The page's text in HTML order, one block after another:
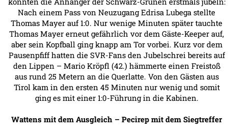
Nach einem Pass von Neuzugang Edrisa Lubega stellte
Thomas Mayer auf 1:0. Nur wenige Minuten später tauchte
Thomas Mayer erneut gefährlich vor dem Gäste-Keeper auf,
aber sein Kopfball ging knapp am Tor vorbei. Kurz vor dem
Pausenpfiff hatten die SVR-Fans den Jubelschrei bereits auf
den Lippen – Mario Kröpfl (42.) hämmerte einen Freistoß
aus rund 25 Metern an die Querlatte. Von den Gästen aus
Tirol kam in den ersten 45 Minuten nur wenig und somit
ging es mit einer 1:0-Führung in die Kabinen.
Wattens mit dem Ausgleich – Pecirep mit dem Siegtreffer